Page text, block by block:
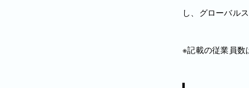
し、グローバル
※記載の従業員数